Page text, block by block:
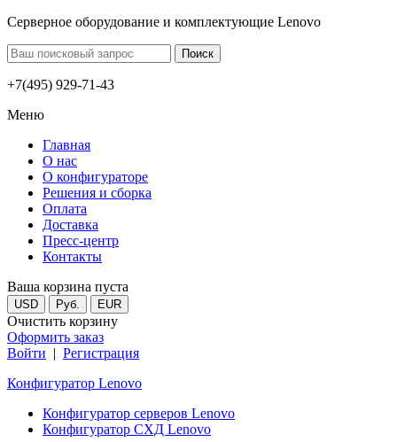
Серверное оборудование и комплектующие Lenovo
+7(495) 929-71-43
Меню
Главная
О нас
О конфигураторе
Решения и сборка
Оплата
Доставка
Пресс-центр
Контакты
Ваша корзина пуста
USD Руб. EUR
Очистить корзину
Оформить заказ
Войти | Регистрация
Конфигуратор Lenovo
Конфигуратор серверов Lenovo
Конфигуратор СХД Lenovo